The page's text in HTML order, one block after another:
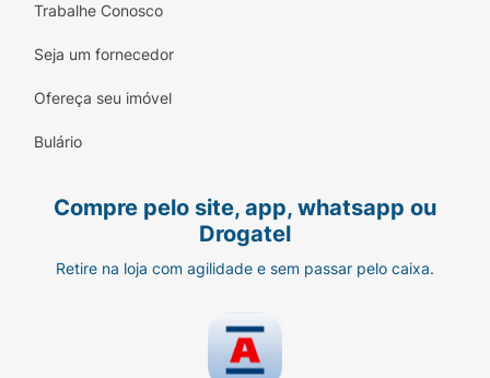
Trabalhe Conosco
Seja um fornecedor
Ofereça seu imóvel
Bulário
Compre pelo site, app, whatsapp ou
Drogatel
Retire na loja com agilidade e sem passar pelo caixa.